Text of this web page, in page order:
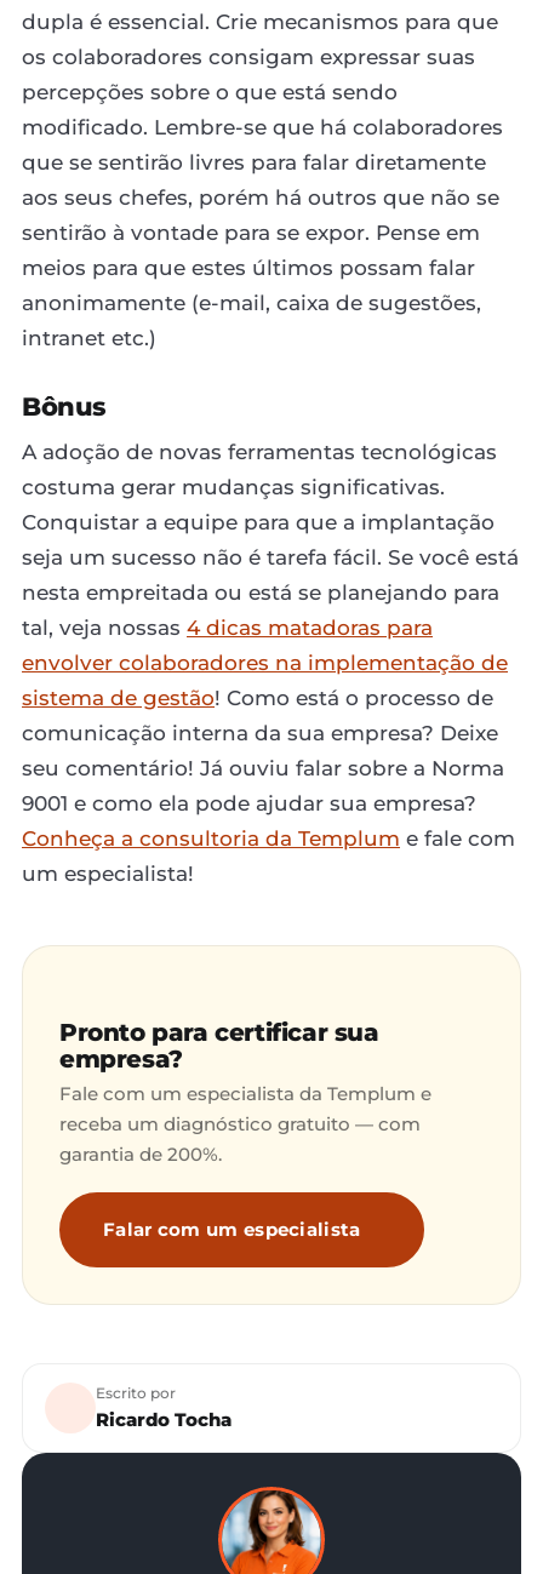
dupla é essencial. Crie mecanismos para que
os colaboradores consigam expressar suas
percepções sobre o que está sendo
modificado. Lembre-se que há colaboradores
que se sentirão livres para falar diretamente
aos seus chefes, porém há outros que não se
sentirão à vontade para se expor. Pense em
meios para que estes últimos possam falar
anonimamente (e-mail, caixa de sugestões,
intranet etc.)
Bônus
A adoção de novas ferramentas tecnológicas
costuma gerar mudanças significativas.
Conquistar a equipe para que a implantação
seja um sucesso não é tarefa fácil. Se você está
nesta empreitada ou está se planejando para
tal, veja nossas 4 dicas matadoras para
envolver colaboradores na implementação de
sistema de gestão! Como está o processo de
comunicação interna da sua empresa? Deixe
seu comentário! Já ouviu falar sobre a Norma
9001 e como ela pode ajudar sua empresa?
Conheça a consultoria da Templum e fale com
um especialista!
Pronto para certificar sua
empresa?
Fale com um especialista da Templum e
receba um diagnóstico gratuito — com
garantia de 200%.
Falar com um especialista
Escrito por
Ricardo Tocha